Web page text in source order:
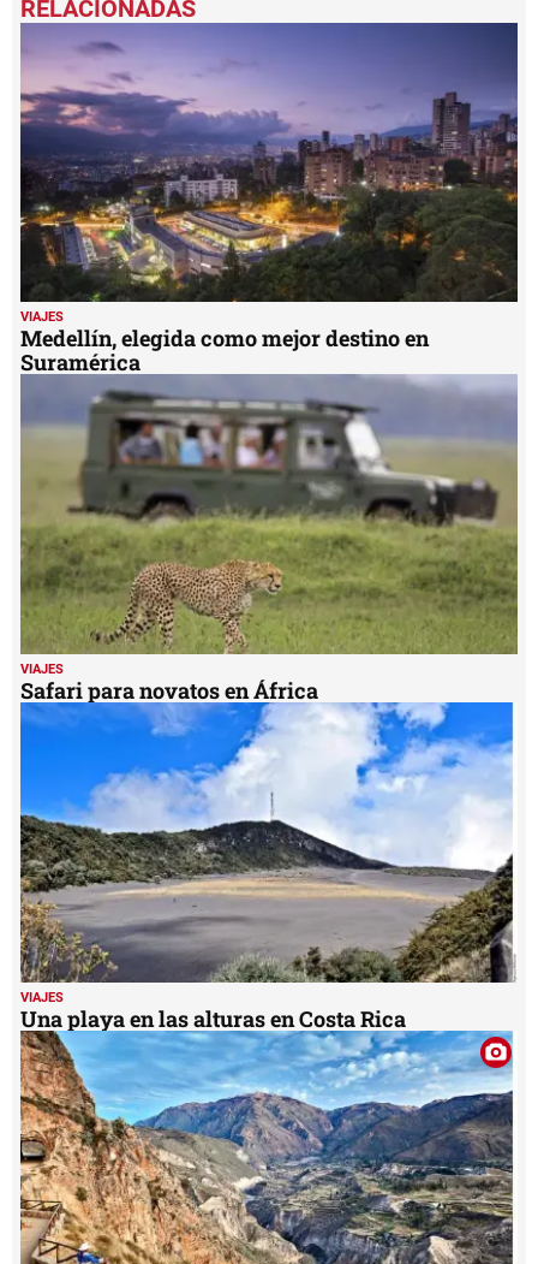
VIAJES
Medellín, elegida como mejor destino en
Suramérica
VIAJES
Safari para novatos en África
VIAJES
Una playa en las alturas en Costa Rica